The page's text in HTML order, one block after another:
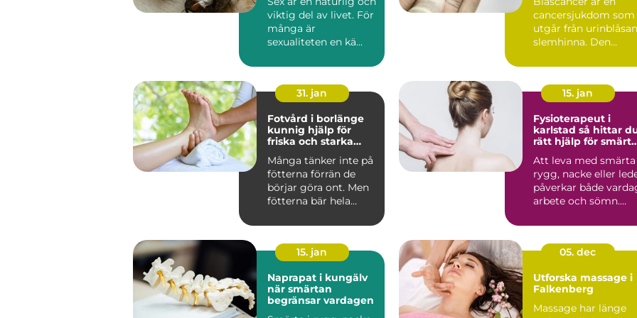
viktig del av livet. För
många är
sexualiteten en kä...
cancersjukdom som
utgår från
slemhinna. Den
person...
31. jan
Fotvård i borlänge
kunnig hjälp för
friska och starka
Många tänker inte på
fötterna förrän de
börjar göra ont. Men
fötterna bär hela
e...
15. jan
Fysioterapeut i
karlstad så hittar du
rätt hjälp för smärta
Att leva med smärta
rygg, nacke eller
påverkar både
arbete och sömn.
15. jan
Naprapat i kungälv
när smärtan
begränsar vardagen
05. dec
Utforska massage i
Falkenberg
Massage har länge